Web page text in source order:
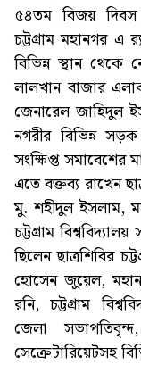
৫৪তম বিজয় দিবস
চট্টগ্রাম মহানগর
বিভিন্ন স্থান থেকে
লালখান বাজার
জেনারেল জাহিদুল
নগরীর বিভিন্ন
সংক্ষিপ্ত সমাবেশের
এতে বক্তব্য রাখেন
মু. শহীদুল ইসলাম,
চট্টগ্রাম
ছিলেন ছাত্রশিবির
হোসেন জুয়েল,
রনি, চট্টগ্রাম
জেলা
সেক্রেটারিয়েটসহ